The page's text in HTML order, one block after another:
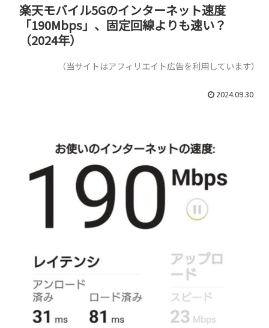
楽天モバイル5Gのインターネット速度
「190Mbps」、固定回線よりも速い？
（2024年）
（当サイトはアフィリエイト広告を利用しています）
2024.09.30